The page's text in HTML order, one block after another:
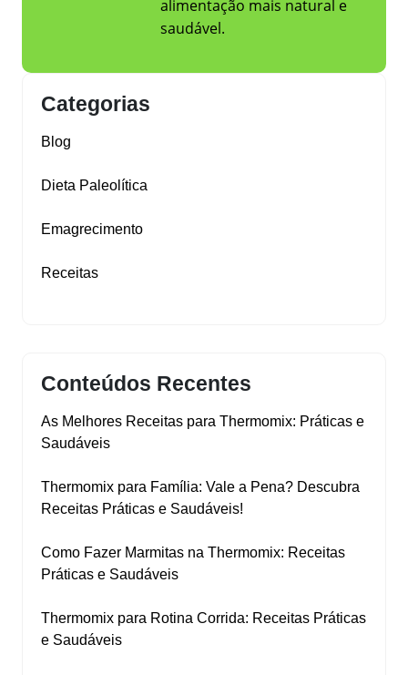
alimentação mais natural e
saudável.
Categorias
Blog
Dieta Paleolítica
Emagrecimento
Receitas
Conteúdos Recentes
As Melhores Receitas para Thermomix: Práticas e
Saudáveis
Thermomix para Família: Vale a Pena? Descubra
Receitas Práticas e Saudáveis!
Como Fazer Marmitas na Thermomix: Receitas
Práticas e Saudáveis
Thermomix para Rotina Corrida: Receitas Práticas
e Saudáveis